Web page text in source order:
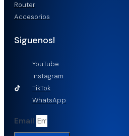
Router
Accesorios
Siguenos!
YouTube
Instagram
TikTok
WhatsApp
Email